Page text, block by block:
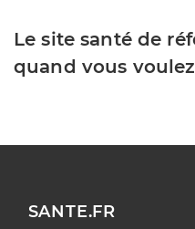
Le site santé de
quand vous
SANTE.FR